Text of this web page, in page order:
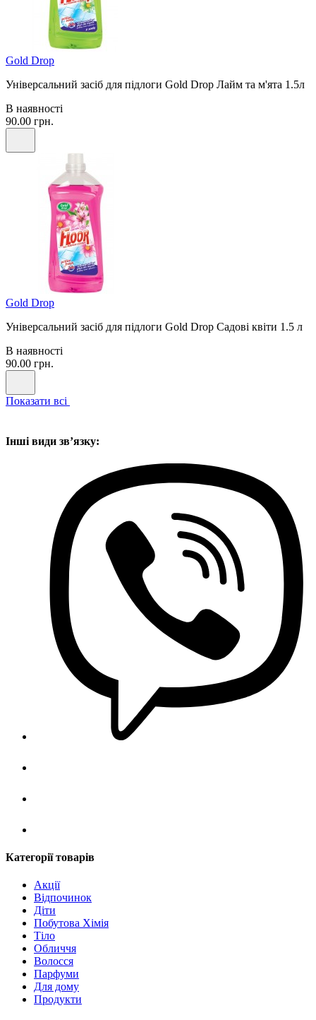
Gold Drop
Універсальний засіб для підлоги Gold Drop Лайм та м'ята 1.5л
В наявності
90.00 грн.
Gold Drop
Універсальний засіб для підлоги Gold Drop Садові квіти 1.5 л
В наявності
90.00 грн.
Показати всі
Інші види звʼязку:
Категорії товарів
Акції
Відпочинок
Діти
Побутова Хімія
Тіло
Обличчя
Волосся
Парфуми
Для дому
Продукти